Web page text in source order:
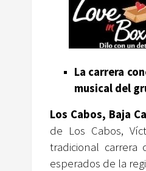
La carrera
musical del
Los Cabos, Baja
de Los Cabos,
tradicional
esperados de la